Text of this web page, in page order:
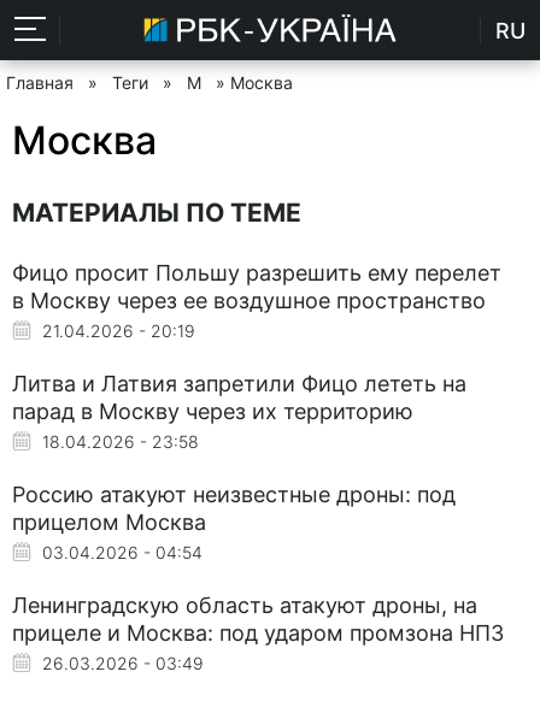
RU
Главная » Теги » М » Москва
Москва
МАТЕРИАЛЫ ПО ТЕМЕ
Фицо просит Польшу разрешить ему перелет
в Москву через ее воздушное пространство
21.04.2026 - 20:19
Литва и Латвия запретили Фицо лететь на
парад в Москву через их территорию
18.04.2026 - 23:58
Россию атакуют неизвестные дроны: под
прицелом Москва
03.04.2026 - 04:54
Ленинградскую область атакуют дроны, на
прицеле и Москва: под ударом промзона НПЗ
26.03.2026 - 03:49